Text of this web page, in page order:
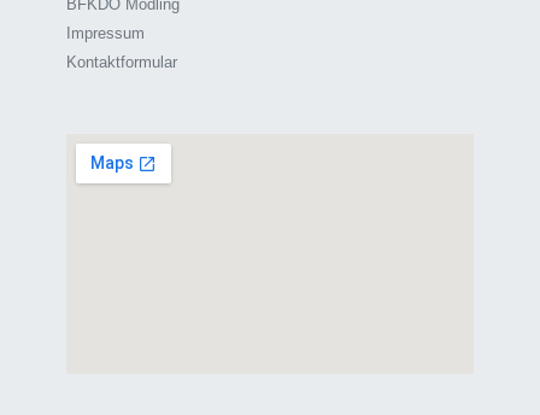
BFKDO Mödling
Impressum
Kontaktformular